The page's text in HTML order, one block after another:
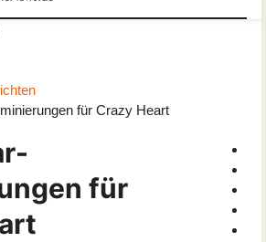
für Crazy Heart
für